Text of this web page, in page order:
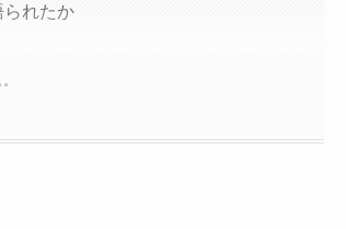
られたか